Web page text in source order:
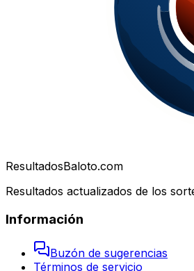
ResultadosBaloto.com
Resultados actualizados de los
Información
Buzón de sugerencias
Términos de servicio